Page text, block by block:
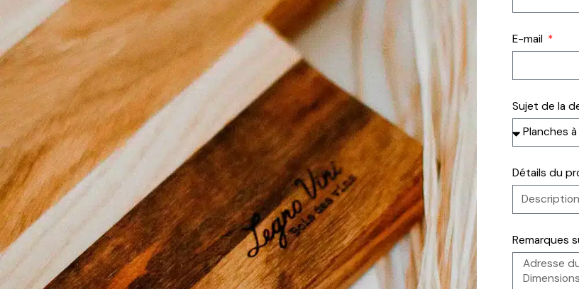
E-mail
Sujet de la
Détails du
Remarques